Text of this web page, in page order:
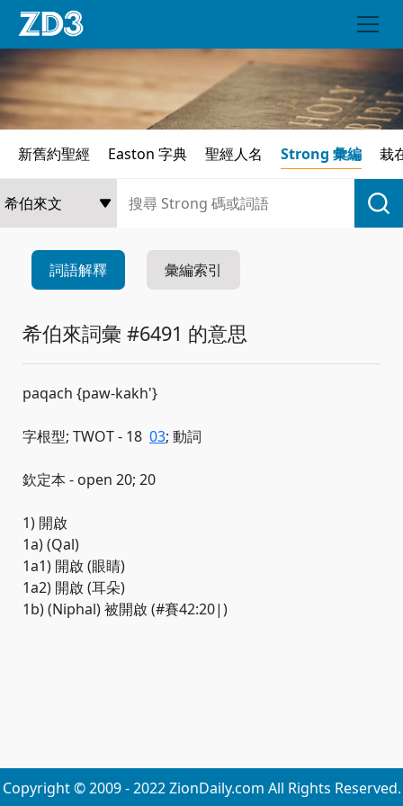
新舊約聖經 Easton 字典 聖經人名 Strong 彙編 栽
詞語解釋 彙編索引
希伯來詞彙 #6491 的意思
paqach {paw-kakh'}
字根型; TWOT - 18 03; 動詞
欽定本 - open 20; 20
1) 開啟
1a) (Qal)
1a1) 開啟 (眼睛)
1a2) 開啟 (耳朵)
1b) (Niphal) 被開啟 (#賽42:20|)
Copyright © 2009 - 2022 ZionDaily.com All Rights Reserved.